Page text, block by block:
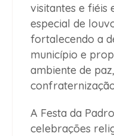
visitantes e fiéis
especial de
fortalecendo a
município e
ambiente de
A Festa da
celebrações